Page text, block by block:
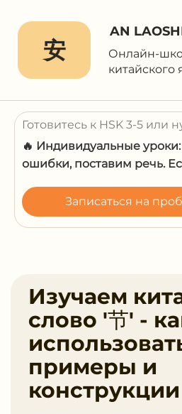
安
AN
Онлайн-
китайского
Готовитесь к HSK 3-5 или
🔥 Индивидуальные
ошибки, поставим речь.
Записаться на
Изучаем
слово '节' -
примеры и
конструкции